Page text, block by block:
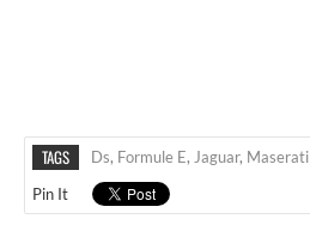
TAGS Ds, Formule E, Jaguar, Maserati
Pin It